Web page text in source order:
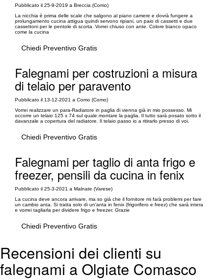
Pubblicato il 25-9-2019 a Breccia (Como)
La nicchia è prima delle scale che salgono al piano camere e dovrà fungere a
prolungamento cucina attigua quindi servono ripiani, un paio di cassetti e due
cassettoni per le pentole di scorta. Vorrei chiuso con ante. Colore bianco opaco
come la cucina
Chiedi Preventivo Gratis
Falegnami per costruzioni a misura
di telaio per paravento
Pubblicato il 13-12-2021 a Como (Como)
Vorrei realizzare un para-Radiatore in paglia di vienna già in mio possesso. Mi
occorre un telaio 125 x 74 sul quale montare la paglia. Il tutto sarà posato sotto il
davanzale a copertura del radiatore. Il telaio passo io a ritirarlo presso di voi.
Chiedi Preventivo Gratis
Falegnami per taglio di anta frigo e
freezer, pensili da cucina in fenix
Pubblicato il 25-3-2021 a Malnate (Varese)
La cucina deve ancora arrivare, ma so già che il fornitore mi farà problemi per fare
un cambio anta. Si tratta solo di un'anta in fenix (frigorifero e freez) che sarà intera
e vorrei tagliarla per dividere frigo e freezer. Grazie
Chiedi Preventivo Gratis
Recensioni dei clienti su
falegnami a Olgiate Comasco